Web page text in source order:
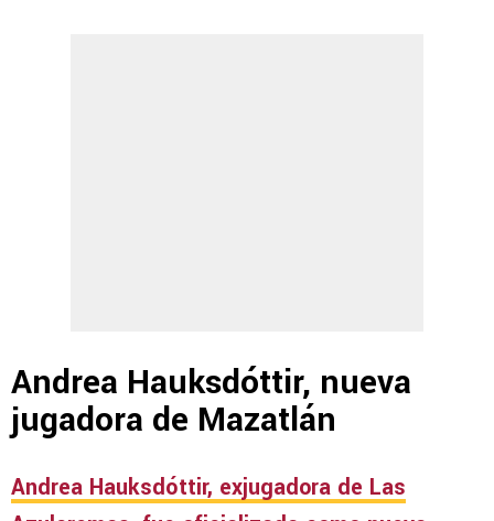
Andrea Hauksdóttir, nueva
jugadora de Mazatlán
Andrea Hauksdóttir, exjugadora de Las